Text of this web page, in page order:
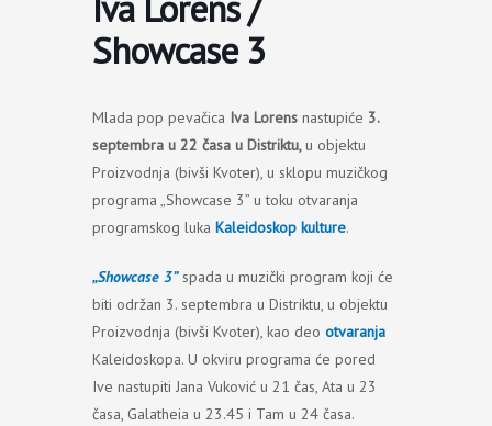
Showcase 3
Mlada pop pevačica Iva Lorens nastupiće 3.
septembra u 22 časa u Distriktu,u objektu
Proizvodnja (bivši Kvoter), u sklopu muzičkog
programa „Showcase 3” u toku otvaranja
programskog luka Kaleidoskop kulture.
„Showcase 3”spada u muzički program koji će
biti održan 3. septembra u Distriktu, u objektu
Proizvodnja (bivši Kvoter), kao deo otvaranja
Kaleidoskopa. U okviru programa će pored
Ive nastupiti Jana Vuković u 21 čas, Ata u 23
časa, Galatheia u 23.45 i Tam u 24 časa.